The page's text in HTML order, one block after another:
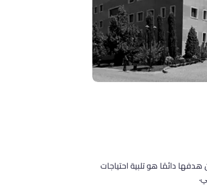
إسطنبول، وتُعد من أبرز الجامعات الخاصة في تركيا. تأسست الجامعة في عام 1996، وكان هدفها دائمًا هو تلبية احتياجات